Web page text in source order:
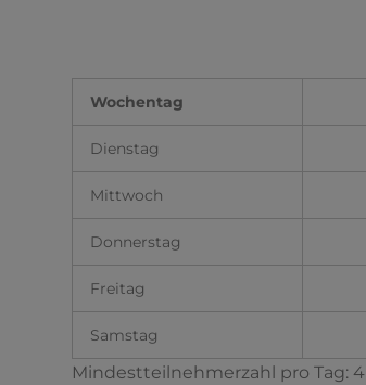
Wochentag
Dienstag
Mittwoch
Donnerstag
Freitag
Samstag
Mindestteilnehmerzahl pro Tag: 4